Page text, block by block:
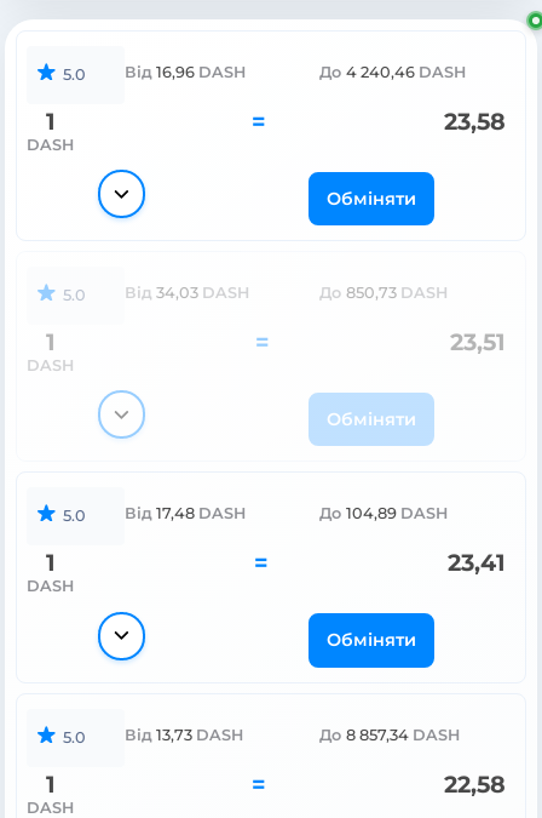
5.0 Від 16,96 DASH До 4 240,46 DASH
1
DASH
= 23,58
Обміняти
5.0 Від 34,03 DASH До 850,73 DASH
1
DASH
= 23,51
Обміняти
5.0 Від 17,48 DASH До 104,89 DASH
1
DASH
= 23,41
Обміняти
5.0 Від 13,73 DASH До 8 857,34 DASH
1
DASH
= 22,58